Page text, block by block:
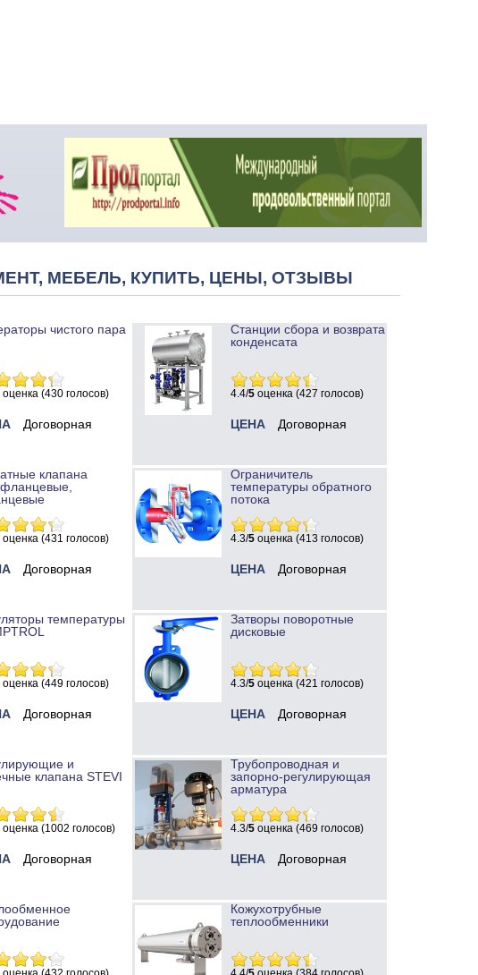
МЕБЕЛЬ, КУПИТЬ, ЦЕНЫ, ОТЗЫВЫ
чистого пара
оценка (430 голосов)
Договорная
Станции сбора и возврата
конденсата
4.4/5 оценка (427 голосов)
ЦЕНА Договорная
клапана
оценка (431 голосов)
Договорная
Ограничитель
температуры обратного
потока
4.3/5 оценка (413 голосов)
ЦЕНА Договорная
температуры
оценка (449 голосов)
Договорная
Затворы поворотные
дисковые
4.3/5 оценка (421 голосов)
ЦЕНА Договорная
и
клапана STEVI
оценка (1002 голосов)
Договорная
Трубопроводная и
запорно-регулирующая
арматура
4.3/5 оценка (469 голосов)
ЦЕНА Договорная
Кожухотрубные
теплообменники